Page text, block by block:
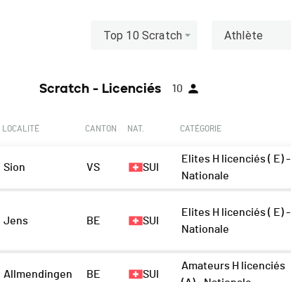
Top 10 Scratch Athlète
Scratch - Licenciés 10
LOCALITÉ CANTON NAT. CATÉGORIE
Sion VS SUI
Elites H licenciés ( E) -
Nationale
Jens BE SUI
Elites H licenciés ( E) -
Nationale
Allmendingen BE SUI
Amateurs H licenciés